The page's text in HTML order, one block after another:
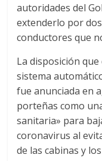
autoridades del
extenderlo por
conductores que
La disposición
sistema
fue anunciada en
porteñas como
sanitaria» para
coronavirus al
de las cabinas y